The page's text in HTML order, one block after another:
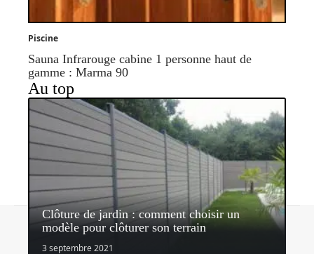
Piscine
Sauna Infrarouge cabine 1 personne haut de
gamme : Marma 90
Au top
Clôture de jardin : comment choisir un
modèle pour clôturer son terrain
3 septembre 2021© 2026 | quipeutlefaire.fr
Contact Mentions légales Sitemap